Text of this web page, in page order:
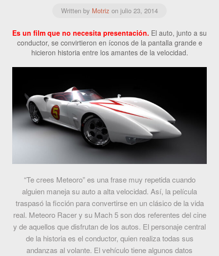
Written by Motriz on julio 23, 2014
Es un film que no necesita presentación. El auto, junto a su
conductor, se convirtieron en íconos de la pantalla grande e
hicieron historia entre los amantes de la velocidad.
“Te crees Meteoro” es una frase muy repetida cuando
alguien maneja su auto a alta velocidad. Así, la película
traspasó la ficción para convertirse en un clásico de la vida
real. Meteoro Racer y su Mach 5 son dos referentes del cine
y de aquellos que disfrutan de los autos. El personaje central
de la historia es el conductor, quien realiza todas sus
andanzas al volante. El vehículo tiene algunos datos